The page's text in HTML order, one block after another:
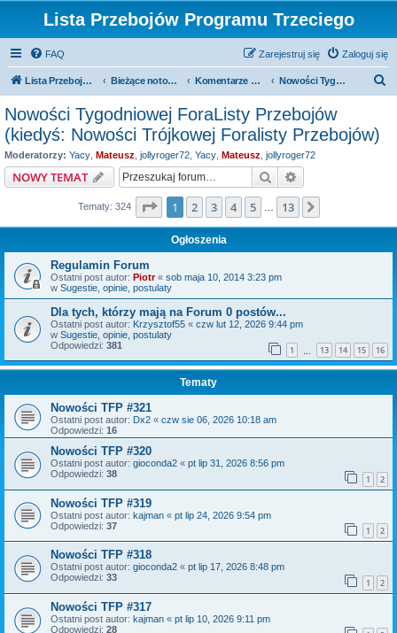
Lista Przebojów Programu Trzeciego
FAQ Zaloguj się
Zarejestruj się
Lista Przebojów Programu Trzeciego Bieżące notowania Komentarze do bieżących notowań Nowości Tygodniowej ForaListy Przebojów (kiedyś: Nowości Trójkowej Foralisty Przebojów)
Nowości Tygodniowej ForaListy Przebojów
(kiedyś: Nowości Trójkowej Foralisty Przebojów)
Moderatorzy: Yacy Mateusz jollyroger72 Yacy Mateusz jollyroger72
NOWY TEMAT Szukaj
Tematy: 324 Strona1 z13
1 2 3 4 5 13
Ogłoszenia
Regulamin Forum
Ostatni post autor: Piotr« sob maja 10, 2014 3:23 pm
w Sugestie, opinie, postulaty
Dla tych, którzy mają na Forum 0 postów...
Ostatni post autor: Krzysztof55 « czw lut 12, 2026 9:44 pm
w Sugestie, opinie, postulaty
Odpowiedzi: 381 1 13 14 15 16
Tematy
Nowości TFP #321
Ostatni post autor: Dx2 « czw sie 06, 2026 10:18 am
Odpowiedzi: 16
Nowości TFP #320
Ostatni post autor: gioconda2 « pt lip 31, 2026 8:56 pm
Odpowiedzi: 38 1 2
Nowości TFP #319
Ostatni post autor: kajman « pt lip 24, 2026 9:54 pm
Odpowiedzi: 37 1 2
Nowości TFP #318
Ostatni post autor: gioconda2 « pt lip 17, 2026 8:48 pm
Odpowiedzi: 33 1 2
Nowości TFP #317
Ostatni post autor: kajman « pt lip 10, 2026 9:11 pm
Odpowiedzi: 28